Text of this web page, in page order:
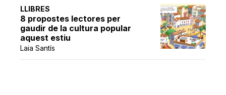
LLIBRES
8 propostes lectores per
gaudir de la cultura popular
aquest estiu
Laia Santís